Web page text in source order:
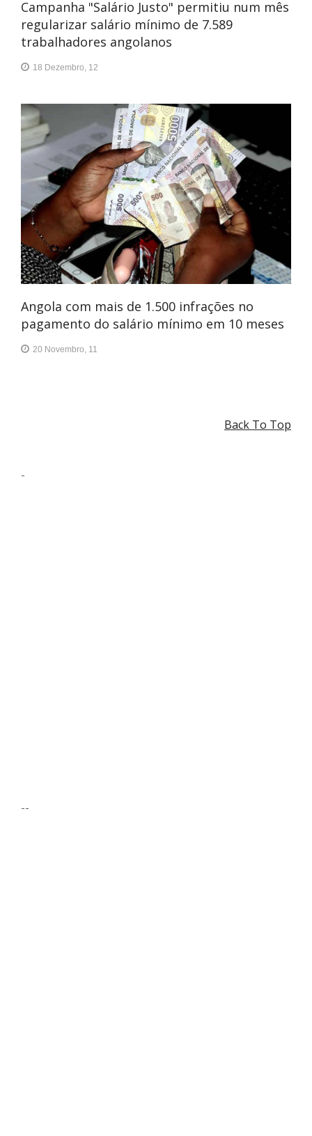
Campanha "Salário Justo" permitiu num mês
regularizar salário mínimo de 7.589
trabalhadores angolanos
18 Dezembro, 12
Angola com mais de 1.500 infrações no
pagamento do salário mínimo em 10 meses
20 Novembro, 11
Back To Top
-
--